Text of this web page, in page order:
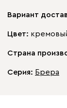
Вариант
Цвет:
Страна
Серия: Брера